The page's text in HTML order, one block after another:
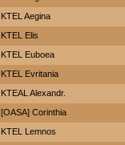
KTEL Aegina
KTEL Elis
ΚΤΕL Euboea
ΚΤΕL Evritania
KTEAL Alexandr.
[OASA] Corinthia
KTEL Lemnos